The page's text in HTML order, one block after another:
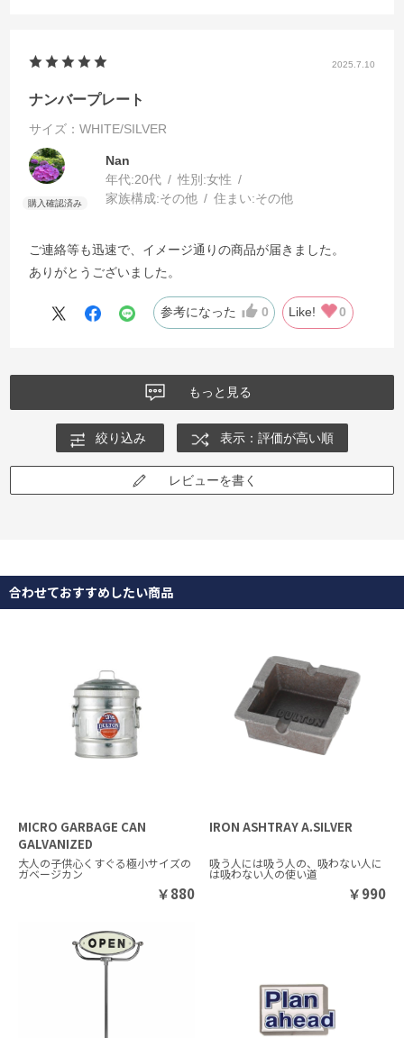
2025.7.10
ナンバープレート
サイズ：WHITE/SILVER
Nan
年代:20代 性別:女性
家族構成:その他 住まい:その他
ご連絡等も迅速で、イメージ通りの商品が届きました。
ありがとうございました。
参考になった 0 Like! 0
もっと見る
絞り込み 表示：評価が高い順
レビューを書く
合わせておすすめしたい商品
MICRO GARBAGE CAN
GALVANIZED
大人の子供心くすぐる極小サイズの
ガベージカン
￥880
IRON ASHTRAY A.SILVER
吸う人には吸う人の、吸わない人に
は吸わない人の使い道
￥990